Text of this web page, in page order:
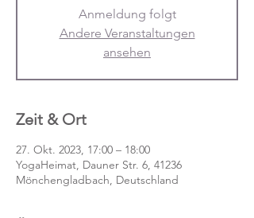
Anmeldung folgt
Andere Veranstaltungen
ansehen
Zeit & Ort
27. Okt. 2023, 17:00 – 18:00
YogaHeimat, Dauner Str. 6, 41236
Mönchengladbach, Deutschland